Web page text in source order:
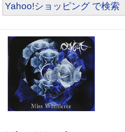
Yahoo!ショッピング で検索
Cure (キュア) 2009年 09月